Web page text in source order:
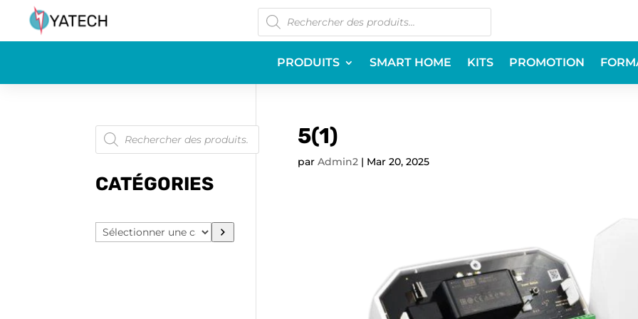
Recherche
de
produits
PRODUITS SMART HOME KITS PROMOTION
5(1)
par Admin2| Mar 20, 2025
Recherche
de
produits
CATÉGORIES
Sélectionner
une